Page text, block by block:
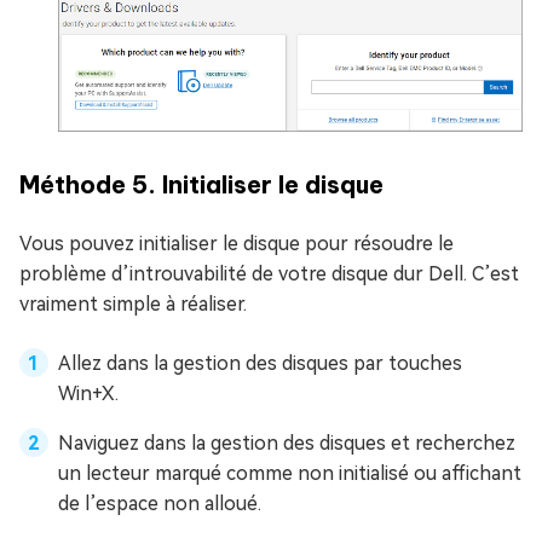
Méthode 5. Initialiser le disque
Vous pouvez initialiser le disque pour résoudre le
problème d’introuvabilité de votre disque dur Dell. C’est
vraiment simple à réaliser.
Allez dans la gestion des disques par touches
Win+X.
Naviguez dans la gestion des disques et recherchez
un lecteur marqué comme non initialisé ou affichant
de l’espace non alloué.